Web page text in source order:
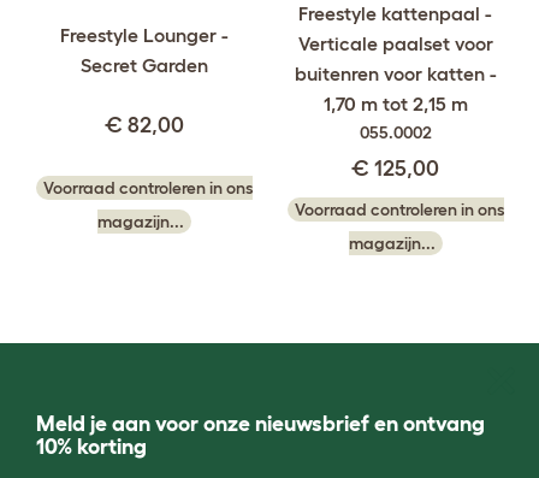
Freestyle Lounger -
Secret Garden
€ 82,00
Voorraad controleren in ons
magazijn...
Freestyle kattenpaal -
Verticale paalset voor
buitenren voor katten -
1,70 m tot 2,15 m
055.0002
€ 125,00
Voorraad controleren in ons
magazijn...
Meld je aan voor onze nieuwsbrief en ontvang
10% korting